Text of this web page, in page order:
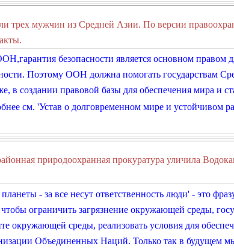
трех мужчин из Средней Азии. По версии
безопасности является основном правом
Поэтому ООН должна помогать государствам
в создании правовой базы для обеспечения мира и
см. 'Устав о долговременном мире и устойчивом
природоохранная прокуратура уличила
- за все несут ответственность люди' - это
ограничить загрязнение окружающей среды,
окружающей среды, реализовать условия для
Объединенных Наций. Только так в будущем